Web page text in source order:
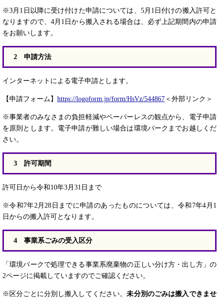
※3月1日以降に受け付けた申請については、5月1日付けの搬入許可と
なりますので、4月1日から搬入される場合は、必ず上記期間内の申請
をお願いします。
2 申請方法
インターネットによる電子申請とします。
【申請フォーム】 https://logoform.jp/form/HsVz/544867 ＜外部リンク＞
※事業者のみなさまの負担軽減やペーパーレスの観点から、電子申請
を原則とします。電子申請が難しい場合は環境パークまでお越しくだ
さい。
3 許可期間
許可日から令和10年3月31日まで
※令和7年2月28日までに申請のあったものについては、令和7年4月1
日からの搬入許可となります。
4 ​ 事業系ごみの受入区分
「環境パークで処理できる事業系廃棄物の正しい分け方・出し方」の
2ページに掲載していますのでご確認ください。
※区分ごとに分別し搬入してください。未分別のごみは搬入できませ